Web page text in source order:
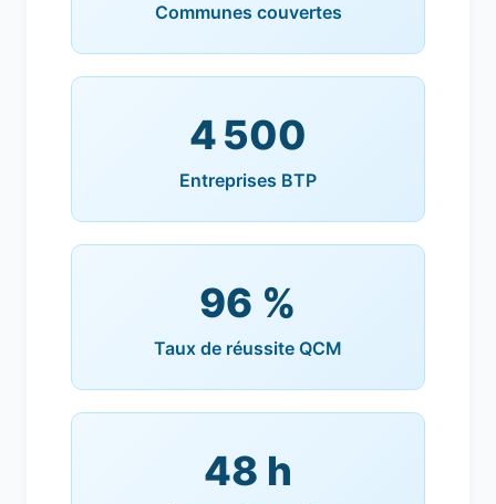
Communes couvertes
4 500
Entreprises BTP
96 %
Taux de réussite QCM
48 h